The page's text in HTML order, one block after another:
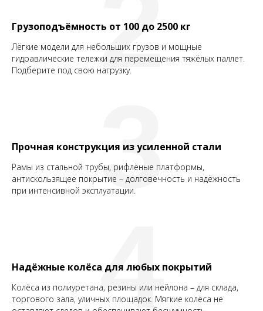
Грузоподъёмность от 100 до 2500 кг
Лёгкие модели для небольших грузов и мощные
гидравлические тележки для перемещения тяжёлых паллет.
Подберите под свою нагрузку.
Прочная конструкция из усиленной стали
Рамы из стальной трубы, рифлёные платформы,
антискользящее покрытие – долговечность и надёжность
при интенсивной эксплуатации.
3
Надёжные колёса для любых покрытий
Колёса из полиуретана, резины или нейлона – для склада,
торгового зала, уличных площадок. Мягкие колёса не
4